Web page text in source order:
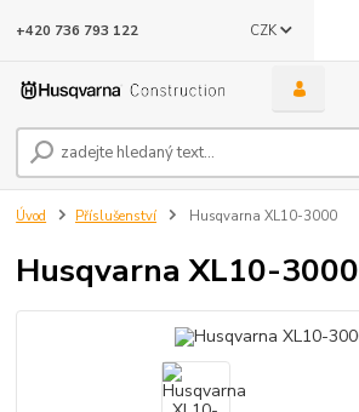
CZK
+420 736 793 122
Úvod Příslušenství Husqvarna XL10-3000
Husqvarna XL10-3000